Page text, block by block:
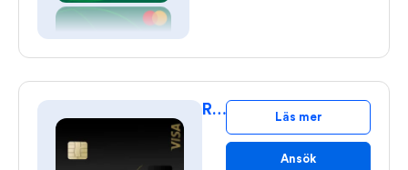
Rocker Läs mer
Ansök